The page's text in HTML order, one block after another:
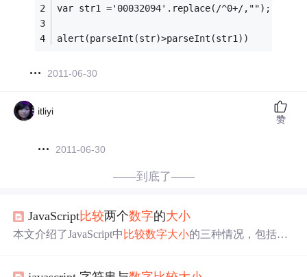
var str1 ='00032094'.replace(/^0+/,"");
alert(parseInt(str)>parseInt(str1))
2011-06-30
itliyi
2011-06-30
赞
——到底了——
JavaScript比较两个数字的大小
本文介绍了JavaScript中 比较数字大小的三种情况，包括纯